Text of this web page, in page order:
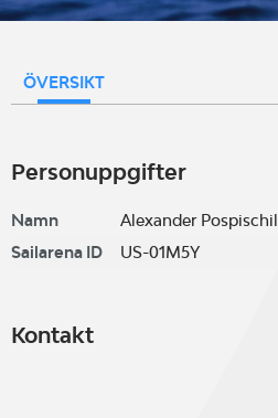
ÖVERSIKT
Personuppgifter
Namn
Alexander Pospischil
Sailarena ID
US-01M5Y
Kontakt